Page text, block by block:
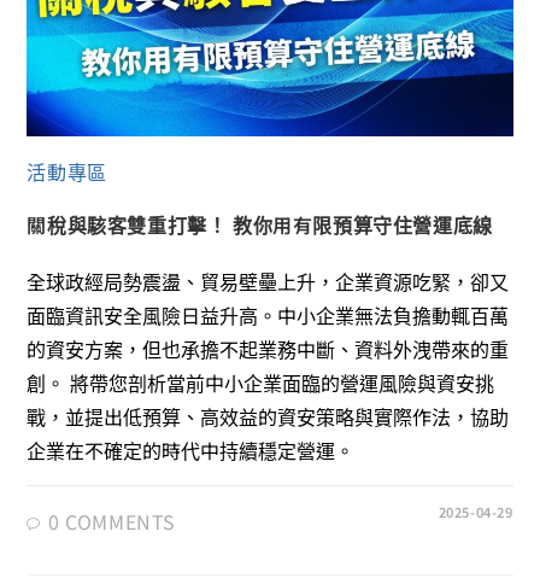
活動專區
關稅與駭客雙重打擊！ 教你用有限預算守住營運底線
全球政經局勢震盪、貿易壁壘上升，企業資源吃緊，卻又
面臨資訊安全風險日益升高。中小企業無法負擔動輒百萬
的資安方案，但也承擔不起業務中斷、資料外洩帶來的重
創。 將帶您剖析當前中小企業面臨的營運風險與資安挑
戰，並提出低預算、高效益的資安策略與實際作法，協助
企業在不確定的時代中持續穩定營運。
0 COMMENTS 2025-04-29